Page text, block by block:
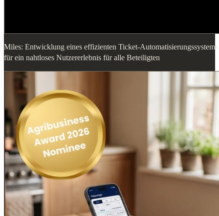
Miles: Entwicklung eines effizienten Ticket-Automatisierungssystems
für ein nahtloses Nutzererlebnis für alle Beteiligten